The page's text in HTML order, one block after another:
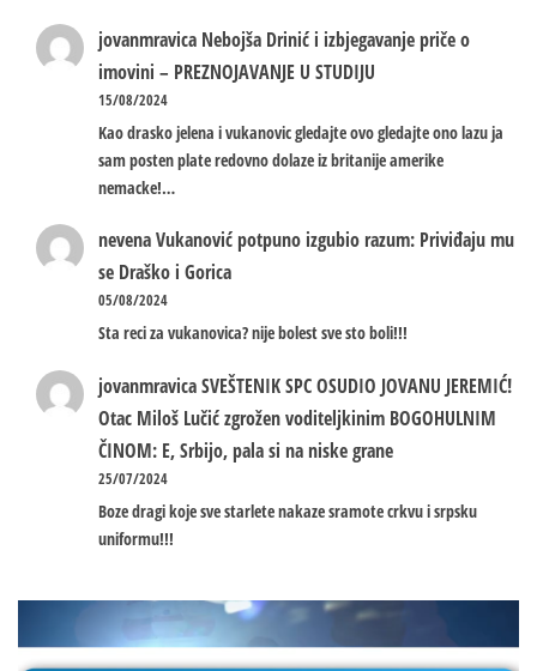
jovanmravica Nebojša Drinić i izbjegavanje priče o
imovini – PREZNOJAVANJE U STUDIJU
15/08/2024
Kao drasko jelena i vukanovic gledajte ovo gledajte ono lazu ja
sam posten plate redovno dolaze iz britanije amerike
nemacke!…
nevenaVukanović potpuno izgubio razum: Priviđaju mu
se Draško i Gorica
05/08/2024
Sta reci za vukanovica? nije bolest sve sto boli!!!
jovanmravicaSVEŠTENIK SPC OSUDIO JOVANU JEREMIĆ!
Otac Miloš Lučić zgrožen voditeljkinim BOGOHULNIM
ČINOM: E, Srbijo, pala si na niske grane
25/07/2024
Boze dragi koje sve starlete nakaze sramote crkvu i srpsku
uniformu!!!